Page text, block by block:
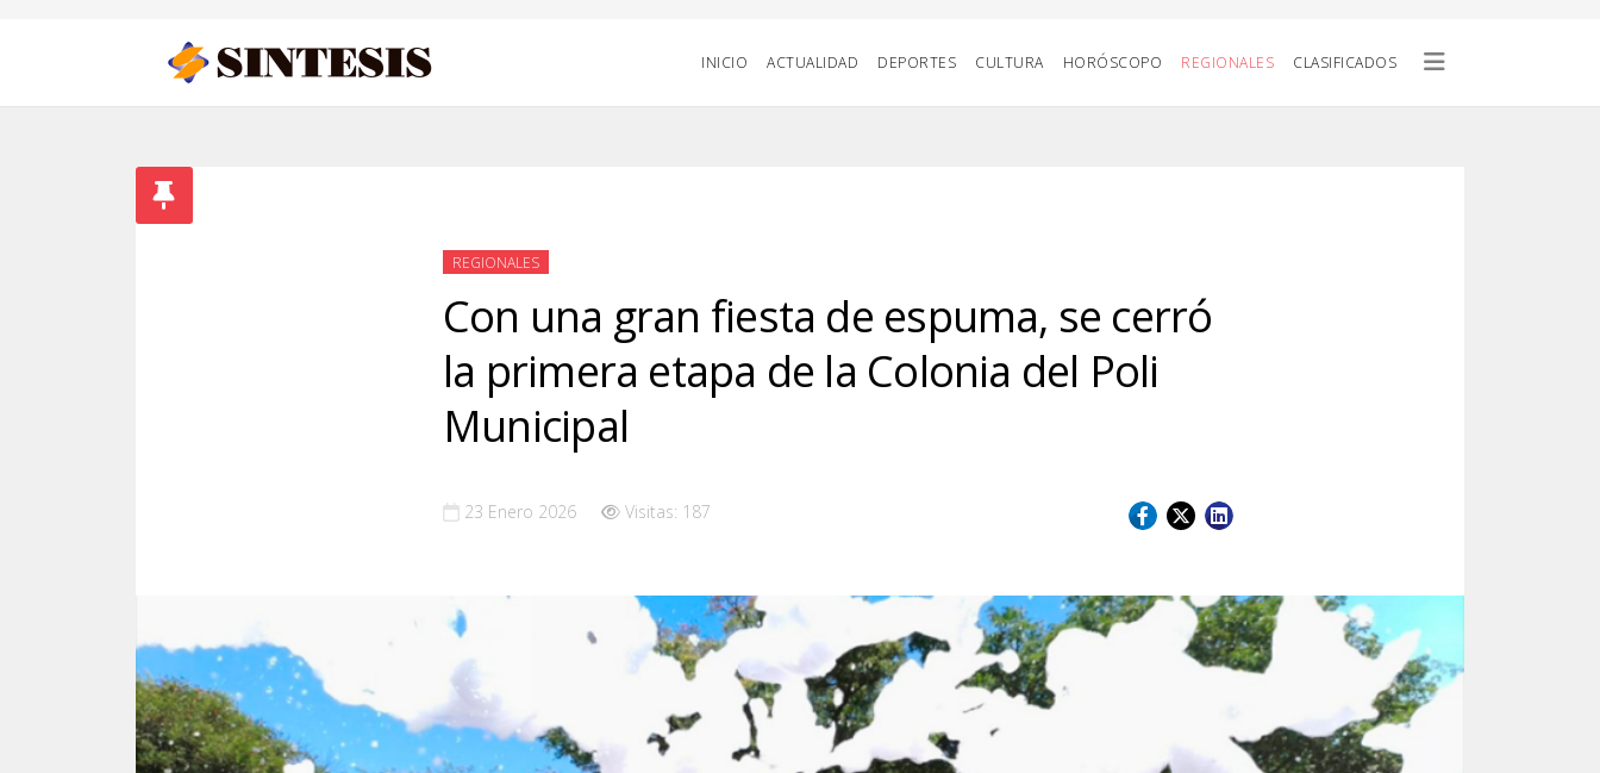
INICIO ACTUALIDAD DEPORTES CULTURA HORÓSCOPO REGIONALES CLASIFICADOS
REGIONALES
Con una gran fiesta de espuma, se cerró
la primera etapa de la Colonia del Poli
Municipal
23 Enero 2026 Visitas: 187